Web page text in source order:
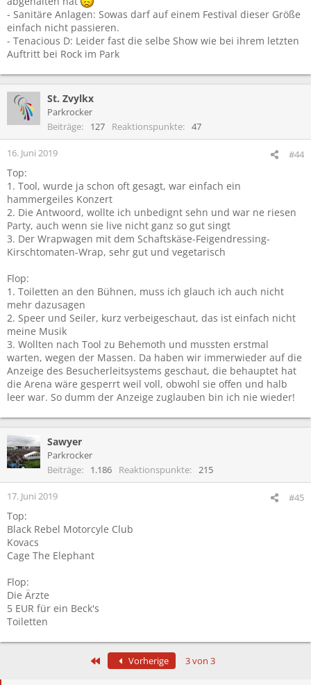
- Sanitäre Anlagen: Sowas darf auf einem Festival dieser Größe
einfach nicht passieren.
- Tenacious D: Leider fast die selbe Show wie bei ihrem letzten
Auftritt bei Rock im Park
St. Zvylkx
Parkrocker
Beiträge
127 Reaktionspunkte 47
16. Juni 2019 #44
Top:
1. Tool, wurde ja schon oft gesagt, war einfach ein
hammergeiles Konzert
2. Die Antwoord, wollte ich unbedignt sehn und war ne riesen
Party, auch wenn sie live nicht ganz so gut singt
3. Der Wrapwagen mit dem Schaftskäse-Feigendressing-
Kirschtomaten-Wrap, sehr gut und vegetarisch
Flop:
1. Toiletten an den Bühnen, muss ich glauch ich auch nicht
mehr dazusagen
2. Speer und Seiler, kurz verbeigeschaut, das ist einfach nicht
meine Musik
3. Wollten nach Tool zu Behemoth und mussten erstmal
warten, wegen der Massen. Da haben wir immerwieder auf die
Anzeige des Besucherleitsystems geschaut, die behauptet hat
die Arena wäre gesperrt weil voll, obwohl sie offen und halb
leer war. So dumm der Anzeige zuglauben bin ich nie wieder!
Sawyer
Parkrocker
Beiträge
1.186 Reaktionspunkte 215
17. Juni 2019 #45
Top:
Black Rebel Motorcyle Club
Kovacs
Cage The Elephant
Flop:
Die Ärzte
5 EUR für ein Beck's
Toiletten
Erste Vorherige 3 von 3